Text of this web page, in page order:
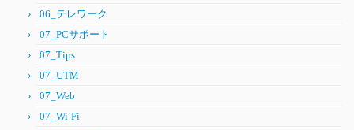
06_テレワーク
07_PCサポート
07_Tips
07_UTM
07_Web
07_Wi-Fi